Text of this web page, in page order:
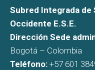
Subred Integrada de
Occidente E.S.E.
Dirección Sede
Bogotá – Colombia
Teléfono: +57 601